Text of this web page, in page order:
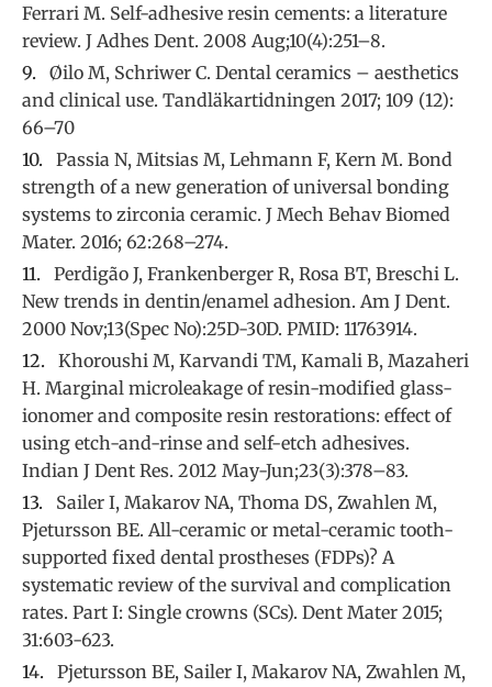
Ferrari M. Self-adhesive resin cements: a literature
review. J Adhes Dent. 2008 Aug;10(4):251–8.
Øilo M, Schriwer C. Dental ceramics – aesthetics
and clinical use. Tandläkartidningen 2017; 109 (12):
66–70
Passia N, Mitsias M, Lehmann F, Kern M. Bond
strength of a new generation of universal bonding
systems to zirconia ceramic. J Mech Behav Biomed
Mater. 2016; 62:268–274.
Perdigão J, Frankenberger R, Rosa BT, Breschi L.
New trends in dentin/enamel adhesion. Am J Dent.
2000 Nov;13(Spec No):25D-30D. PMID: 11763914.
Khoroushi M, Karvandi TM, Kamali B, Mazaheri
H. Marginal microleakage of resin-modified glass-
ionomer and composite resin restorations: effect of
using etch-and-rinse and self-etch adhesives.
Indian J Dent Res. 2012 May-Jun;23(3):378–83.
Sailer I, Makarov NA, Thoma DS, Zwahlen M,
Pjetursson BE. All-ceramic or metal-ceramic tooth-
supported fixed dental prostheses (FDPs)? A
systematic review of the survival and complication
rates. Part I: Single crowns (SCs). Dent Mater 2015;
31:603-623.
Pjetursson BE, Sailer I, Makarov NA, Zwahlen M,